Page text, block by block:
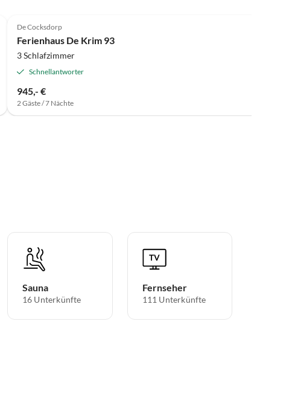
De Cocksdorp
Ferienhaus De Krim 93
3 Schlafzimmer
Schnellantworter
945,- €
2 Gäste / 7 Nächte
Sauna
16 Unterkünfte
Fernseher
111 Unterkünfte